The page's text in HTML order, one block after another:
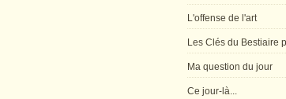
L'offense de l'art
Les Clés du Bestiaire
Ma question du jour
Ce jour-là...